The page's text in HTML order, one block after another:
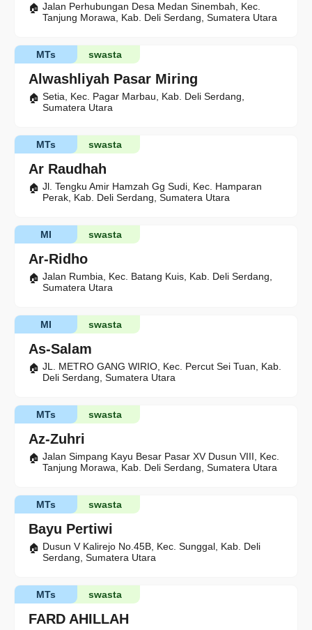
Jalan Perhubungan Desa Medan Sinembah, Kec.
Tanjung Morawa, Kab. Deli Serdang, Sumatera Utara
Alwashliyah Pasar Miring
swasta
MTs
Setia, Kec. Pagar Marbau, Kab. Deli Serdang,
Sumatera Utara
Ar Raudhah
swasta
MTs
Jl. Tengku Amir Hamzah Gg Sudi, Kec. Hamparan
Perak, Kab. Deli Serdang, Sumatera Utara
Ar-Ridho
swasta
MI
Jalan Rumbia, Kec. Batang Kuis, Kab. Deli Serdang,
Sumatera Utara
As-Salam
swasta
MI
JL. METRO GANG WIRIO, Kec. Percut Sei Tuan, Kab.
Deli Serdang, Sumatera Utara
Az-Zuhri
swasta
MTs
Jalan Simpang Kayu Besar Pasar XV Dusun VIII, Kec.
Tanjung Morawa, Kab. Deli Serdang, Sumatera Utara
Bayu Pertiwi
swasta
MTs
Dusun V Kalirejo No.45B, Kec. Sunggal, Kab. Deli
Serdang, Sumatera Utara
FARD AHILLAH
swasta
MTs